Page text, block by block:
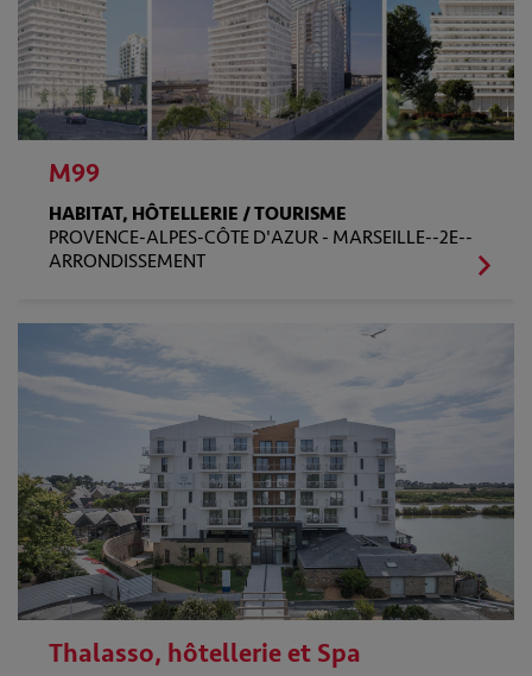
M99
HABITAT, HÔTELLERIE / TOURISME
PROVENCE-ALPES-CÔTE D'AZUR - MARSEILLE--2E--
ARRONDISSEMENT
Thalasso, hôtellerie et Spa